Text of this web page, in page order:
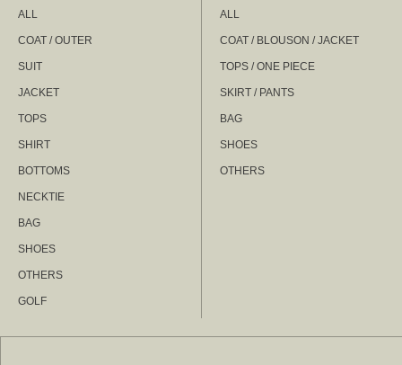
ALL
COAT / OUTER
SUIT
JACKET
TOPS
SHIRT
BOTTOMS
NECKTIE
BAG
SHOES
OTHERS
GOLF
ALL
COAT / BLOUSON / JACKET
TOPS / ONE PIECE
SKIRT / PANTS
BAG
SHOES
OTHERS